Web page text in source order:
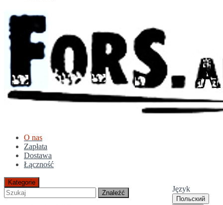
O nas
Zapłata
Dostawa
Łączność
Język
Польский
Kategorie
Znaleźć